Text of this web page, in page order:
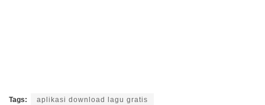
Tags: aplikasi download lagu gratis